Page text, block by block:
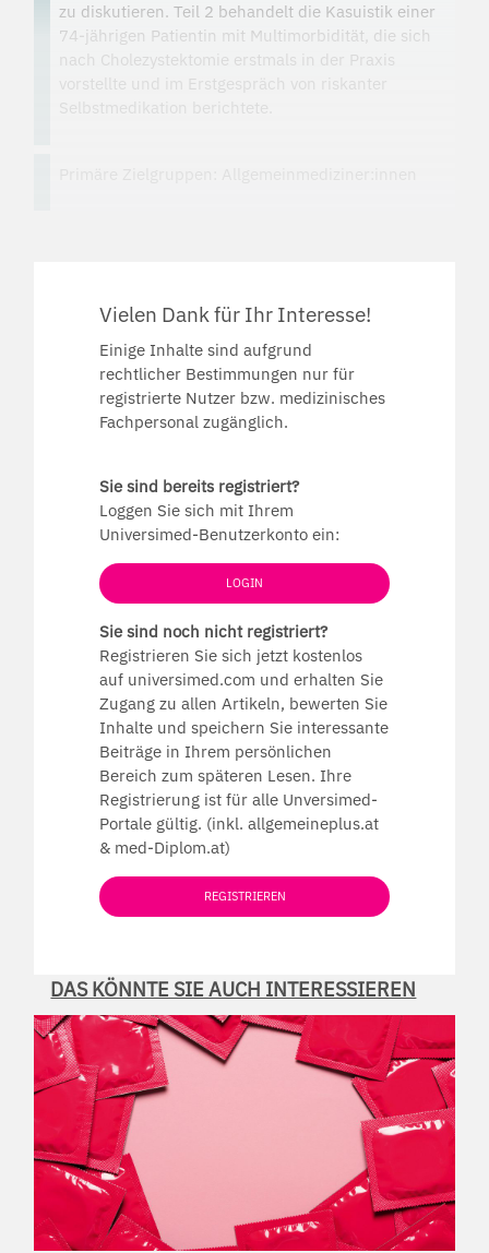
zu diskutieren. Teil 2 behandelt die Kasuistik einer
74-jährigen Patientin mit Multimorbidität, die sich
nach Cholezystektomie erstmals in der Praxis
vorstellte und im Erstgespräch von riskanter
Vielen Dank für Ihr Interesse!
Einige Inhalte sind aufgrund
rechtlicher Bestimmungen nur für
registrierte Nutzer bzw. medizinisches
Fachpersonal zugänglich.
Sie sind bereits registriert?
Loggen Sie sich mit Ihrem
Universimed-Benutzerkonto ein:
LOGIN
Sie sind noch nicht registriert?
Registrieren Sie sich jetzt kostenlos
auf universimed.com und erhalten Sie
Zugang zu allen Artikeln, bewerten Sie
Inhalte und speichern Sie interessante
Beiträge in Ihrem persönlichen
Bereich zum späteren Lesen. Ihre
Registrierung ist für alle Unversimed-
Portale gültig. (inkl. allgemeineplus.at
& med-Diplom.at)
REGISTRIEREN
DAS KÖNNTE SIE AUCH INTERESSIEREN